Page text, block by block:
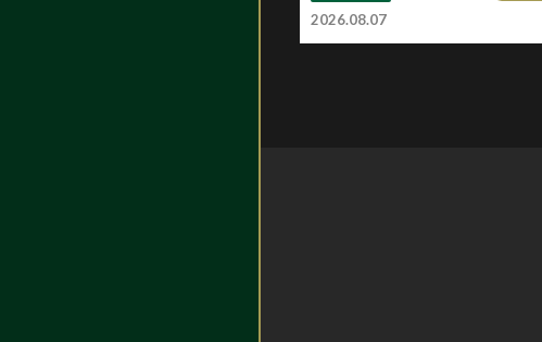
2026.08.07